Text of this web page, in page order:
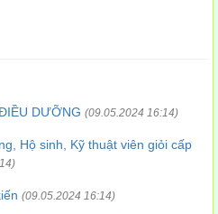
DƯỠNG (09.05.2024 16:14)
Hộ sinh, Kỹ thuật viên giỏi cấp
(09.05.2024 16:14)